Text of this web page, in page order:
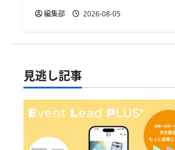
編集部 2026-08-05
見逃し記事